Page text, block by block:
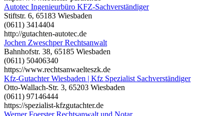
Autotec Ingenieurbüro KFZ-Sachverständiger
Stiftstr. 6, 65183 Wiesbaden
(0611) 3414404
http://gutachten-autotec.de
Jochen Zweschper Rechtsanwalt
Bahnhofstr. 38, 65185 Wiesbaden
(0611) 50406340
https://www.rechtsanwaelteszk.de
Kfz-Gutachter Wiesbaden | Kfz Spezialist Sachverständiger
Otto-Wallach-Str. 3, 65203 Wiesbaden
(0611) 97146444
https://spezialist-kfzgutachter.de
Werner Foerster Rechtsanwalt und Notar